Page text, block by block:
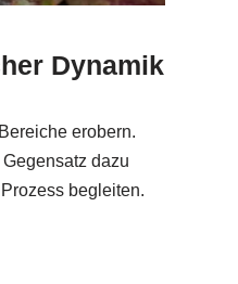
Dynamik
erobern.
dazu
begleiten.